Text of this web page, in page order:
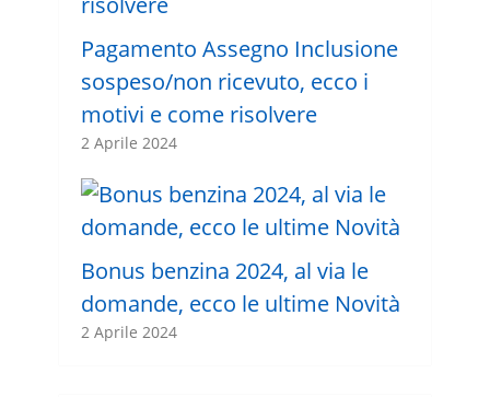
Pagamento Assegno Inclusione
sospeso/non ricevuto, ecco i
motivi e come risolvere
2 Aprile 2024
Bonus benzina 2024, al via le
domande, ecco le ultime Novità
2 Aprile 2024